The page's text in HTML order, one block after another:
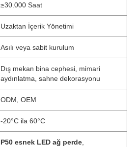
≥30.000 Saat
Uzaktan İçerik Yönetimi
Asılı veya sabit kurulum
Dış mekan bina cephesi, mimari
aydınlatma, sahne dekorasyonu
ODM, OEM
-20°C ila 60°C
P50 esnek LED ağ perde